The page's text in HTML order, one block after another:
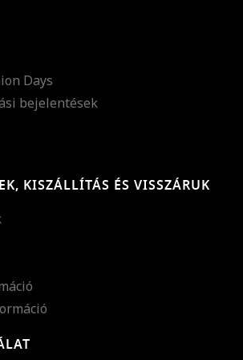
Days
bejelentések
KISZÁLLÍTÁS ÉS VISSZÁRUK